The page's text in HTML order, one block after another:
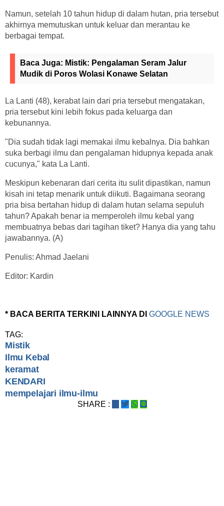
Namun, setelah 10 tahun hidup di dalam hutan, pria tersebut
akhirnya memutuskan untuk keluar dan merantau ke
berbagai tempat.
Baca Juga: Mistik: Pengalaman Seram Jalur
Mudik di Poros Wolasi Konawe Selatan
La Lanti (48), kerabat lain dari pria tersebut mengatakan,
pria tersebut kini lebih fokus pada keluarga dan
kebunannya.
"Dia sudah tidak lagi memakai ilmu kebalnya. Dia bahkan
suka berbagi ilmu dan pengalaman hidupnya kepada anak
cucunya," kata La Lanti.
Meskipun kebenaran dari cerita itu sulit dipastikan, namun
kisah ini tetap menarik untuk diikuti. Bagaimana seorang
pria bisa bertahan hidup di dalam hutan selama sepuluh
tahun? Apakah benar ia memperoleh ilmu kebal yang
membuatnya bebas dari tagihan tiket? Hanya dia yang tahu
jawabannya. (A)
Penulis: Ahmad Jaelani
Editor: Kardin
* BACA BERITA TERKINI LAINNYA DI GOOGLE NEWS
TAG:
Mistik
Ilmu Kebal
keramat
KENDARI
mempelajari ilmu-ilmu
SHARE :